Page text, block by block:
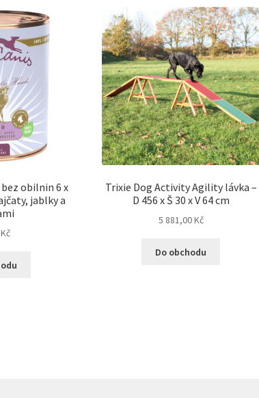
obilnin 6 x
jablky a
Kč
Trixie Dog Activity Agility lávka –
D 456 x Š 30 x V 64 cm
5 881,00Kč
Do obchodu